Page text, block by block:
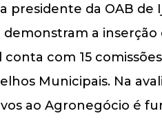
a presidente da OAB
demonstram a
conta com 15
Municipais. Na
ao Agronegócio é